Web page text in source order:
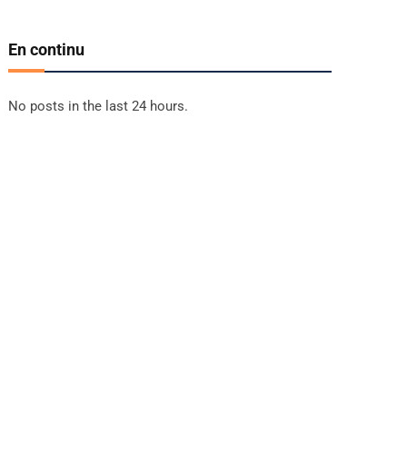
En continu
No posts in the last 24 hours.